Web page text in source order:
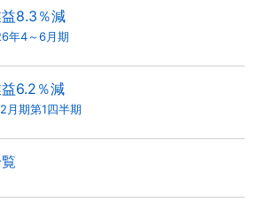
8.3％減
年4～6月期
6.2％減
月期第1四半期